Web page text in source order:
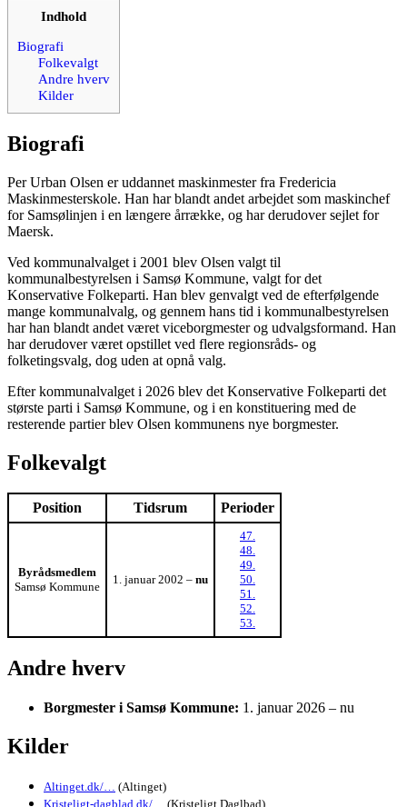
Indhold
Biografi
Folkevalgt
Andre hverv
Kilder
Biografi
Per Urban Olsen er uddannet maskinmester fra Fredericia
Maskinmesterskole. Han har blandt andet arbejdet som maskinchef
for Samsølinjen i en længere årrække, og har derudover sejlet for
Maersk.
Ved kommunalvalget i 2001 blev Olsen valgt til
kommunalbestyrelsen i Samsø Kommune, valgt for det
Konservative Folkeparti. Han blev genvalgt ved de efterfølgende
mange kommunalvalg, og gennem hans tid i kommunalbestyrelsen
har han blandt andet været viceborgmester og udvalgsformand. Han
har derudover været opstillet ved flere regionsråds- og
folketingsvalg, dog uden at opnå valg.
Efter kommunalvalget i 2026 blev det Konservative Folkeparti det
største parti i Samsø Kommune, og i en konstituering med de
resterende partier blev Olsen kommunens nye borgmester.
Folkevalgt
Position Tidsrum Perioder
Byrådsmedlem
Samsø Kommune
1. januar 2002 – nu
47.
48.
49.
50.
51.
52.
53.
Andre hverv
Borgmester i Samsø Kommune: 1. januar 2026 – nu
Kilder
Altinget.dk/… (Altinget)
Kristeligt-dagblad.dk/…
(Kristeligt Daglbad)